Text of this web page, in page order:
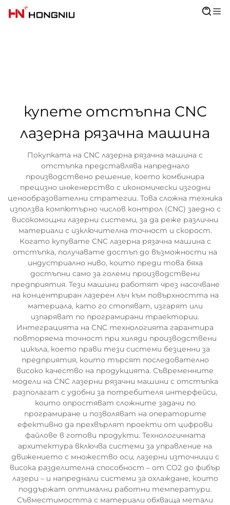
купете отстъпна CNC
лазерна рязачна машина
Покупката на CNC лазерна рязачна машина с
отстъпка представлява напреднало
производствено решение, което комбинира
прецизно инженерство с икономически изгодни
ценообразователни стратегии. Това сложна техника
използва компютърно числов контрол (CNC) заедно с
високомощни лазерни системи, за да реже различни
материали с изключителна точност и скорост.
Когато купувате CNC лазерна рязачна машина с
отстъпка, получавате достъп до възможности на
индустриално ниво, които преди това бяха
достъпни само за големи производствени
предприятия. Тези машини работят чрез насочване
на концентриран лазерен лъч към повърхността на
материала, като го стопяват, изгарят или
изпаряват по програмирани траектории.
Интеграцията на CNC технологията гарантира
повторяема точност при хиляди производствени
цикъла, което прави тези системи безценни за
предприятия, които търсят последователно
високо качество на продукцията. Съвременните
модели на CNC лазерни рязачни машини с отстъпка
разполагат с удобни за потребителя интерфейси,
които опростяват сложните задачи по
програмиране и позволяват на операторите
ефективно да прехвърлят проекти от цифрови
файлове в готови продукти. Технологичната
архитектура включва системи за управление на
движението с множество оси, лазерни източници с
висока разделителна способност – от CO2 до фибър
лазери – и напреднали системи за охлаждане, които
поддържат оптимални работни температури.
Съвместимостта с материали обхваща метали